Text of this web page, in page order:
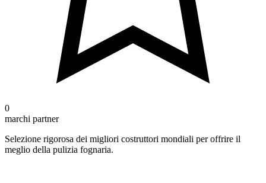
0
marchi partner
Selezione rigorosa dei migliori costruttori mondiali per offrire il
meglio della pulizia fognaria.